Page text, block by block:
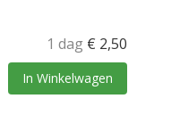
1 dag € 2,50
In Winkelwagen